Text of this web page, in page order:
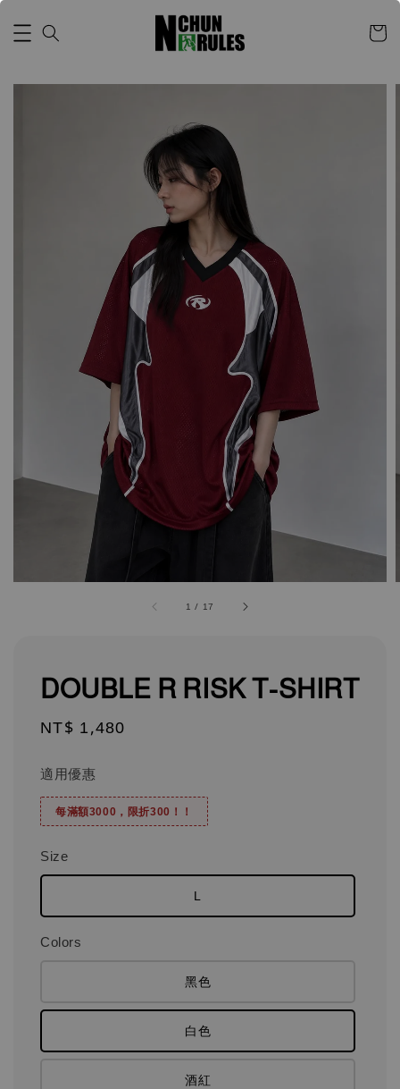
1 / 17
DOUBLE R RISK T-SHIRT
Regular
NT$ 1,480
適用優惠
每滿額3000，限折300！！
Size
L
Colors
黑色
白色
酒紅